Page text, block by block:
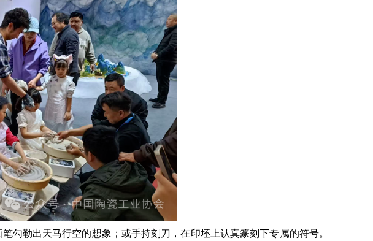
勾勒出天马行空的想象；或手持刻刀，在印坯上认真篆刻下专属的符号。